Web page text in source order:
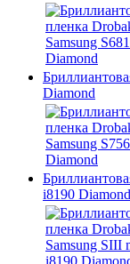
Diamond
i8190 Diamond